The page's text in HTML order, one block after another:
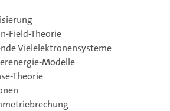
Field-Theorie
Vielelektronensysteme
Modelle
Theorie